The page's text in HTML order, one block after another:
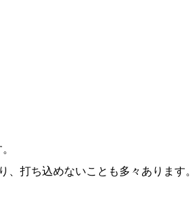
打ち込めないことも多々あります。